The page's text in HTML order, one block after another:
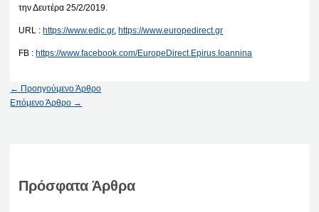
την Δευτέρα 25/2/2019.
URL : https://www.edic.gr, https://www.europedirect.gr
FB : https://www.facebook.com/EuropeDirect.Epirus.Ioannina
← Προηγούμενο Άρθρο
Επόμενο Άρθρο →
Πρόσφατα Άρθρα